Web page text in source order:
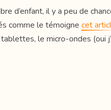
d’enfant, il y a peu de
comme le témoigne cet
le micro-ondes